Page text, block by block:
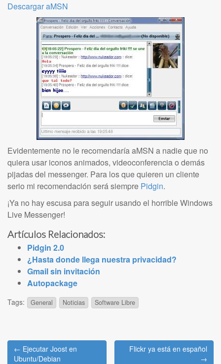
Descargar aMSN
Evidentemente no le recomendaría aMSN a nadie que no
quiera usar iconos animados, videoconferencia o demás
pijadas del messenger. Para los que quieren un cliente
serio mi recomendación será siempre Pidgin.
¡Ya no hay escusa para seguir usando el horrible Windows
Live Messenger!
Artículos Relacionados:
Pidgin 2.0
¿Hasta donde llega nuestra privacidad?
Gmail sin invitación
Autopackage
Tags: General Noticias Software Libre
Post
navigation
← Ejecutar Joost en
Ubuntu/Debian
Flickr ya está en español
→